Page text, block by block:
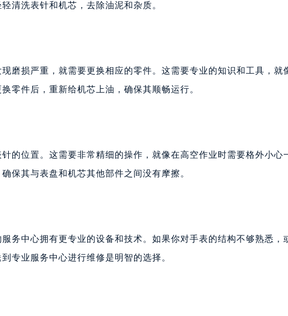
广场10层1015室（需提前预约）
大厦7层G室（需提前预约）
国贸中心T1写字楼9层907室（需提前预约）
广场写字楼1座11层1104室（需提前预约）
苏州中心办公楼C座22层08室（需提前预约）
厦12楼1224室（需提前预约）
华润大厦B座12楼03室（需提前预约）
22层04室（需提前预约）
清洗表针和机芯，去除油泥和杂质。
磨损严重，就需要更换相应的零件。这需要专业的知识和工具，就
零件后，重新给机芯上油，确保其顺畅运行。
的位置。这需要非常精细的操作，就像在高空作业时需要格外小心
保其与表盘和机芯其他部件之间没有摩擦。
务中心拥有更专业的设备和技术。如果你对手表的结构不够熟悉，
专业服务中心进行维修是明智的选择。